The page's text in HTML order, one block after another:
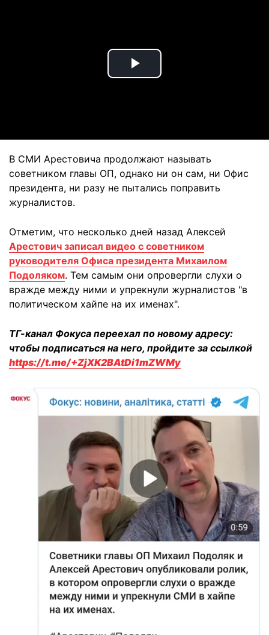
Play
В СМИ Арестовича продолжают называть
советником главы ОП, однако ни он сам, ни Офис
президента, ни разу не пытались поправить
журналистов.
Отметим, что несколько дней назад Алексей
Арестович записал видео с советником
руководителя Офиса президента Михаилом
Подоляком. Тем самым они опровергли слухи о
вражде между ними и упрекнули журналистов "в
политическом хайпе на их именах".
ТГ-канал Фокуса переехал по новому адресу:
чтобы подписаться на него, пройдите за ссылкой
https://t.me/+ZjXK2BAtDi1mZWMy